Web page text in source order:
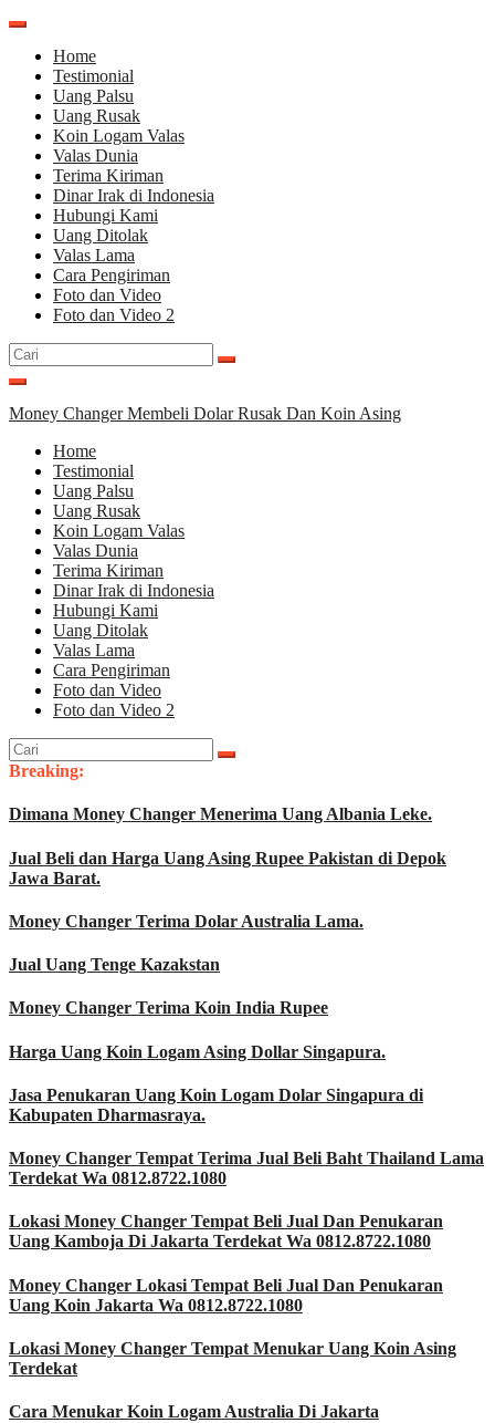
Lompat
kontenHome
Testimonial
Uang Palsu
Uang Rusak
Koin Logam Valas
Valas Dunia
Terima Kiriman
Dinar Irak di Indonesia
Hubungi Kami
Uang Ditolak
Valas Lama
Cara Pengiriman
Foto dan Video
Foto dan Video 2
Cari
untuk:
Money Changer Membeli Dolar Rusak Dan Koin Asing
Home
Testimonial
Uang Palsu
Uang Rusak
Koin Logam Valas
Valas Dunia
Terima Kiriman
Dinar Irak di Indonesia
Hubungi Kami
Uang Ditolak
Valas Lama
Cara Pengiriman
Foto dan Video
Foto dan Video 2
Cari
untuk:
Breaking:
Dimana Money Changer Menerima Uang Albania Leke.
Jual Beli dan Harga Uang Asing Rupee Pakistan di Depok
Jawa Barat.
Money Changer Terima Dolar Australia Lama.
Jual Uang Tenge Kazakstan
Money Changer Terima Koin India Rupee
Harga Uang Koin Logam Asing Dollar Singapura.
Jasa Penukaran Uang Koin Logam Dolar Singapura di
Kabupaten Dharmasraya.
Money Changer Tempat Terima Jual Beli Baht Thailand Lama
Terdekat Wa 0812.8722.1080
Lokasi Money Changer Tempat Beli Jual Dan Penukaran
Uang Kamboja Di Jakarta Terdekat Wa 0812.8722.1080
Money Changer Lokasi Tempat Beli Jual Dan Penukaran
Uang Koin Jakarta Wa 0812.8722.1080
Lokasi Money Changer Tempat Menukar Uang Koin Asing
Terdekat
Cara Menukar Koin Logam Australia Di Jakarta